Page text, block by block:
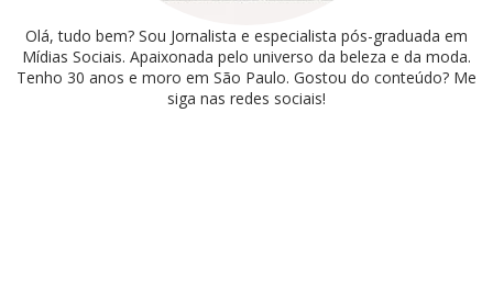
Olá, tudo bem? Sou Jornalista e especialista pós-graduada em
Mídias Sociais. Apaixonada pelo universo da beleza e da moda.
Tenho 30 anos e moro em São Paulo. Gostou do conteúdo? Me
siga nas redes sociais!